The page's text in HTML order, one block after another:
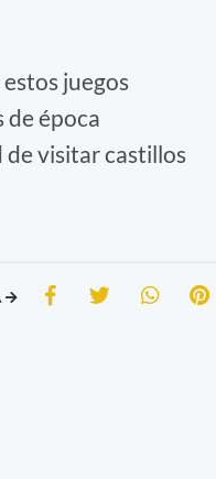
juegos
de época
de visitar castillos